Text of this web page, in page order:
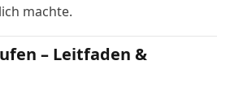
machte.
– Leitfaden &